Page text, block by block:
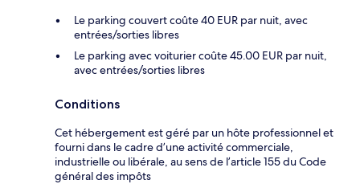
Le parking couvert coûte 40 EUR par nuit, avec
entrées/sorties libres
Le parking avec voiturier coûte 45.00 EUR par nuit,
avec entrées/sorties libres
Conditions
Cet hébergement est géré par un hôte professionnel et
fourni dans le cadre d’une activité commerciale,
industrielle ou libérale, au sens de l’article 155 du Code
général des impôts